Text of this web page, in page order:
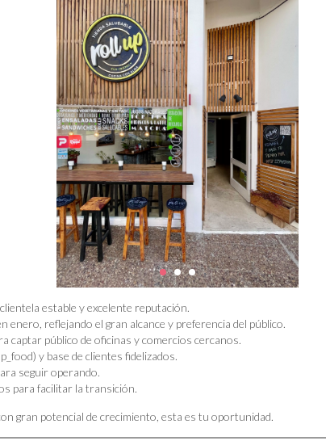
estable y excelente reputación.
enero, reflejando el gran alcance y preferencia del público.
captar público de oficinas y comercios cercanos.
y base de clientes fidelizados.
seguir operando.
para facilitar la transición.
gran potencial de crecimiento, esta es tu oportunidad.